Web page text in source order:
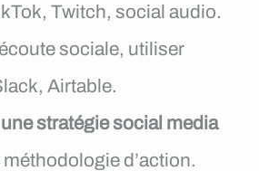
Twitch, social audio.
sociale, utiliser
Airtable.
stratégie social media
d’action.